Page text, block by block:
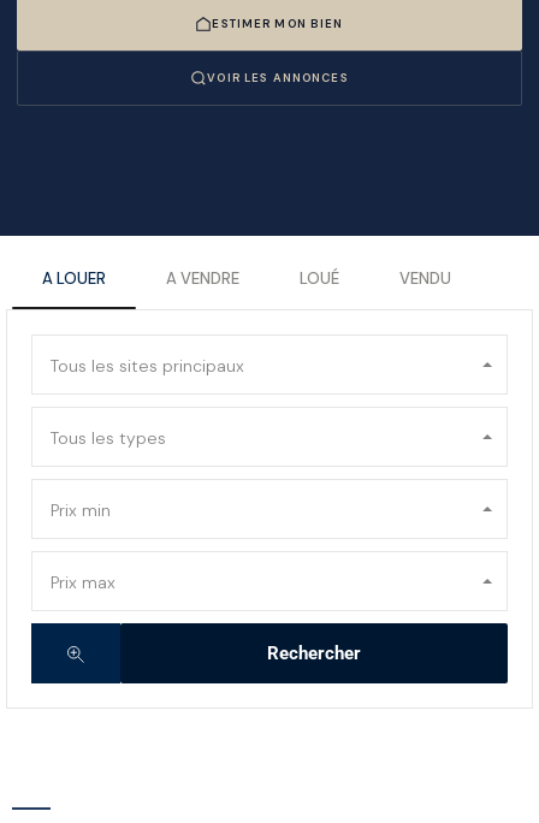
ESTIMER MON BIEN
VOIR LES ANNONCES
A LOUER A VENDRE LOUÉ VENDU
Tous les sites principaux
Tous les types
Prix min
Prix max
Rechercher